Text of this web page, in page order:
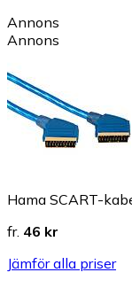
Annons
Annons
Hama SCART-
fr. 46 kr
Jämför alla priser